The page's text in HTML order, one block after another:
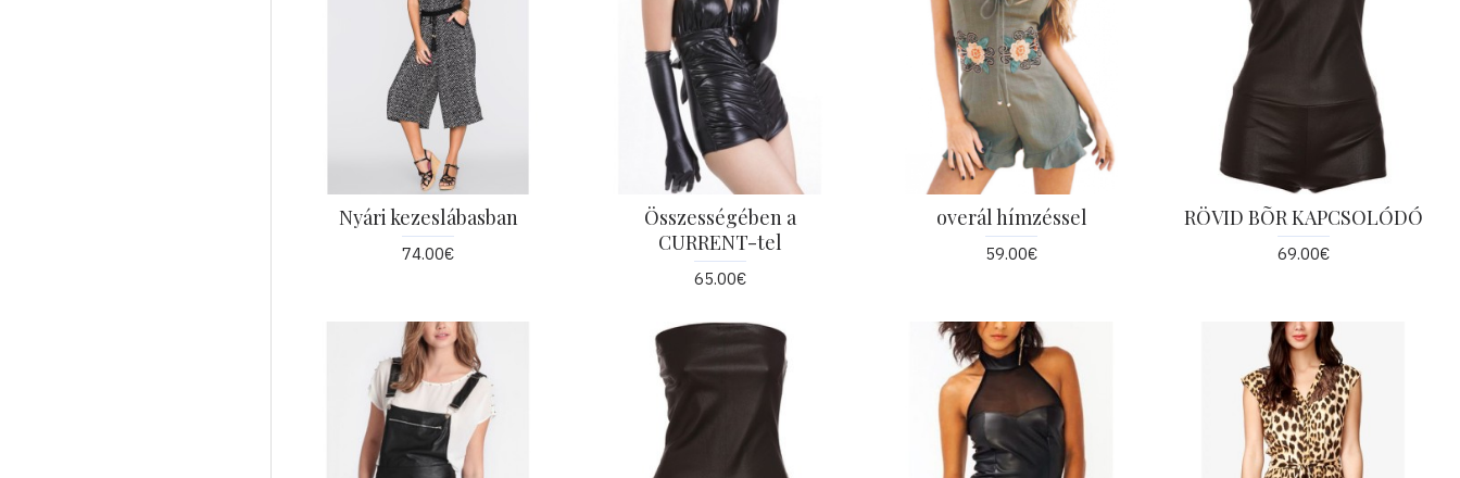
Nyári kezeslábasban
74.00€
Összességében a
CURRENT-tel
65.00€
overál hímzéssel
59.00€
RÖVID BÕR KAPCSOLÓDÓ
69.00€